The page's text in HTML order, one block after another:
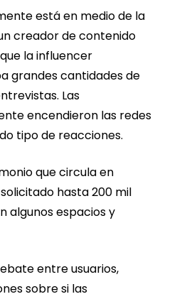
está en medio de la
creador de contenido
la influencer
grandes cantidades de
Las
encendieron las redes
tipo de reacciones.
que circula en
hasta 200 mil
algunos espacios y
entre usuarios,
sobre si las